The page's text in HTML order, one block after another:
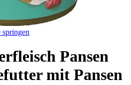
Pansen
mit Pansen